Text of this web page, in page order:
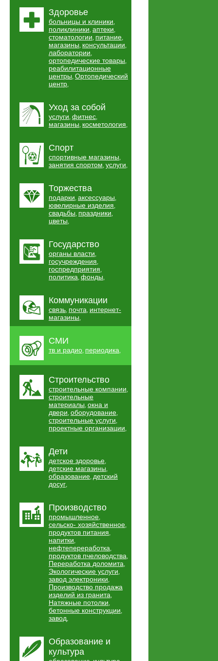
Здоровье
больницы и клиники,
поликлиники, аптеки,
стоматологии, питание,
магазины, консультации,
лаборатории,
ортопедические товары,
реабилитационные
центры, Ортопедический
центр,
Уход за собой
услуги, фитнес,
магазины, косметология,
Спорт
спортивные магазины,
занятия спортом, услуги,
Торжества
подарки, аксессуары,
ювелирные изделия,
свадьбы, праздники,
цветы,
Государство
органы власти,
госучреждения,
госпредприятия,
политика, фонды,
Коммуникации
связь, почта, интернет-
магазины,
СМИ
тв и радио, периодика,
Строительство
строительные компании,
строительные
материалы, окна и
двери, оборудование,
строительные услуги,
проектные организации,
Дети
детское здоровье,
детские магазины,
образование, детский
досуг,
Производство
промышленное,
сельско- хозяйственное,
продуктов питания,
напитки,
нефтепереработка,
продуктов пчеловодства,
Переработка доломита,
Экологические услуги,
завод электроники,
Производство продажа
изделий из гранита,
Натяжные потолки,
бетонные конструкции,
завод,
Образование и
культура